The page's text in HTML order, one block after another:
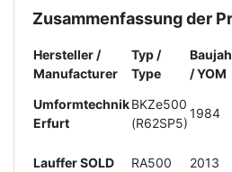
Zusammenfassung der
Hersteller /
Manufacturer
Typ /
Type
/ YOM
Umformtechnik
Erfurt
BKZe500
(R62SP5)
1984
Lauffer SOLD RA500 2013